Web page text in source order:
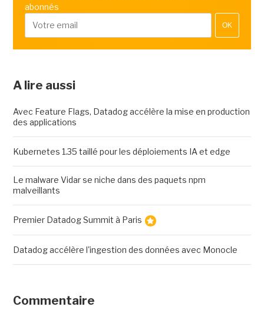
abonnés
OK
A lire aussi
Avec Feature Flags, Datadog accélère la mise en production
des applications
Kubernetes 1.35 taillé pour les déploiements IA et edge
Le malware Vidar se niche dans des paquets npm
malveillants
Premier Datadog Summit à Paris
Datadog accélère l'ingestion des données avec Monocle
Commentaire